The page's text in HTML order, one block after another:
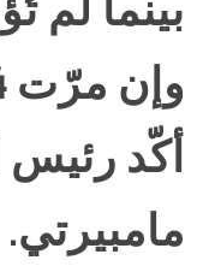
أكّد رئيس
مامبيرتي.